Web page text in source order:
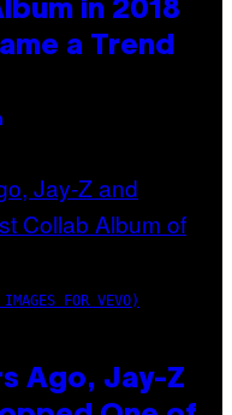
in 2018
a Trend
FOR VEVO)
Ago, Jay-Z